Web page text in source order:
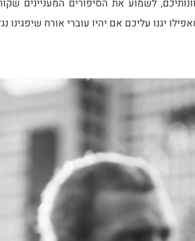
לשמוע את הסיפורים המעניינים
יגנו עליכם אם יהיו עוברי אורח שיפגינו